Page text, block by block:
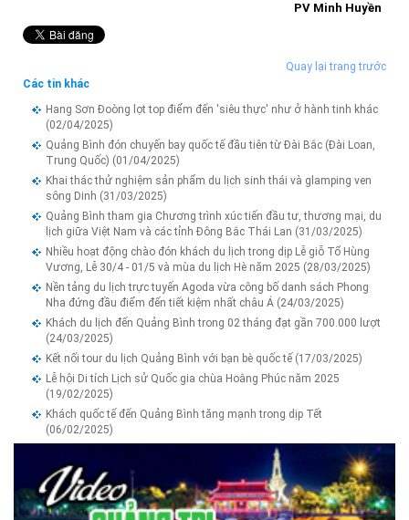
PV Minh Huyền
Quay lại trang trước
Các tin khác
Hang Sơn Đoòng lọt top điểm đến 'siêu thực' như ở hành tinh khác
(02/04/2025)
Quảng Bình đón chuyến bay quốc tế đầu tiên từ Đài Bắc (Đài Loan,
Trung Quốc) (01/04/2025)
Khai thác thử nghiệm sản phẩm du lịch sinh thái và glamping ven
sông Dinh (31/03/2025)
Quảng Bình tham gia Chương trình xúc tiến đầu tư, thương mại, du
lịch giữa Việt Nam và các tỉnh Đông Bắc Thái Lan (31/03/2025)
Nhiều hoạt động chào đón khách du lịch trong dịp Lễ giỗ Tổ Hùng
Vương, Lễ 30/4 - 01/5 và mùa du lịch Hè năm 2025 (28/03/2025)
Nền tảng du lịch trực tuyến Agoda vừa công bố danh sách Phong
Nha đứng đầu điểm đến tiết kiệm nhất châu Á (24/03/2025)
Khách du lịch đến Quảng Bình trong 02 tháng đạt gần 700.000 lượt
(24/03/2025)
Kết nối tour du lịch Quảng Bình với bạn bè quốc tế (17/03/2025)
Lễ hội Di tích Lịch sử Quốc gia chùa Hoằng Phúc năm 2025
(19/02/2025)
Khách quốc tế đến Quảng Bình tăng mạnh trong dịp Tết
(06/02/2025)